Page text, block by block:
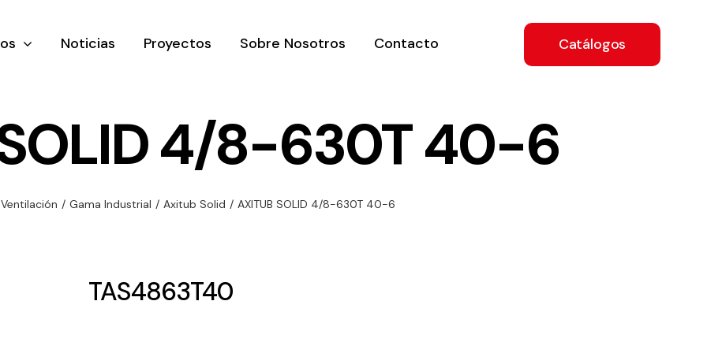
y
Ventilación
ventilación
Iluminación
Noticias Proyectos Sobre Nosotros Contacto Catálogos
4/8-630T 40-6
Ventilación / Gama Industrial / Axitub Solid / AXITUB SOLID 4/8-630T 40-6
TAS4863T40